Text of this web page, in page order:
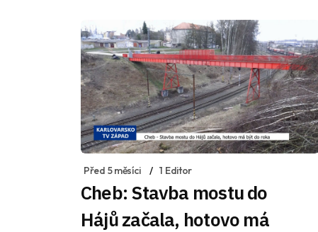
Před 5 měsíci 1 Editor
Cheb: Stavba mostu do
Hájů začala, hotovo má